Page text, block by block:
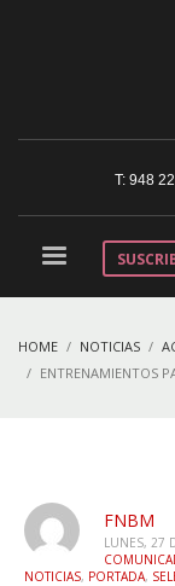
T: 948
HOME NOTICIAS
ENTRENAMIENTOS
FNBM
LUNES, 27
NOTICIAS, PORTADA,